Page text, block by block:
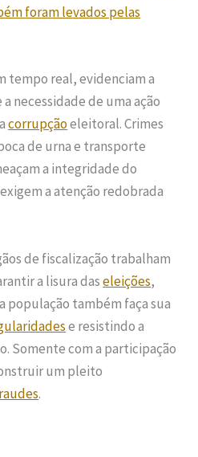
foram levados pelas
tempo real, evidenciam a
necessidade de uma ação
corrupçãoeleitoral. Crimes
de urna e transporte
a integridade do
a atenção redobrada
de fiscalização trabalham
a lisura daseleições,
população também faça sua
e resistindo a
Somente com a participação
um pleito
.